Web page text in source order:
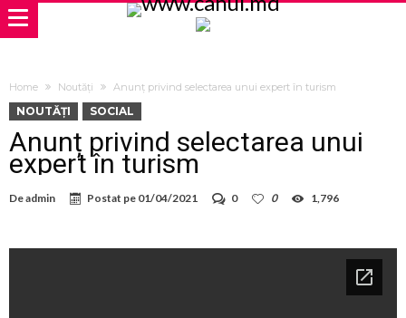
Home Noutăți Anunț privind selectarea unui expert în turism
NOUTĂȚI SOCIAL
Anunț privind selectarea unui
expert în turism
Deadmin Postat pe 01/04/2021 0 0 1,796